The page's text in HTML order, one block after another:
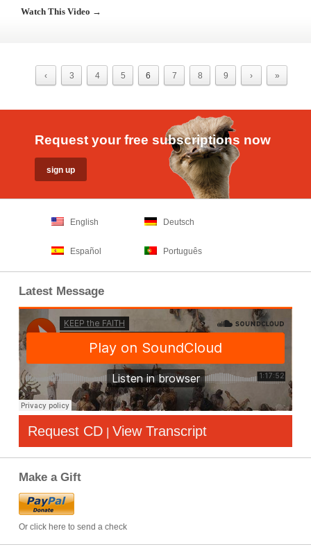
Watch This Video →
‹ 3 4 5 6 7 8 9 › »
Request your free subscriptions now
English Deutsch
Español Português
Latest Message
Request CD | View Transcript
Make a Gift
Or click here to send a check